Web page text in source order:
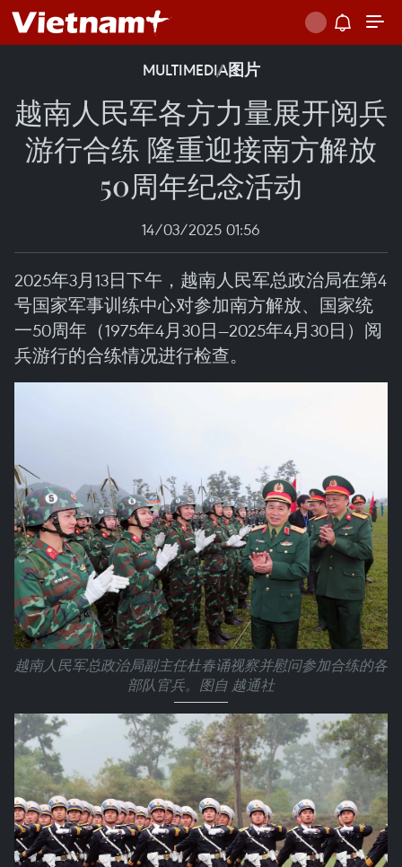
MULTIMEDIA图片
越南人民军各方力量展开阅兵
游行合练 隆重迎接南方解放
50周年纪念活动
14/03/2025 01:56
2025年3月13日下午，越南人民军总政治局在第4
号国家军事训练中心对参加南方解放、国家统
一50周年（1975年4月30日—2025年4月30日）阅
兵游行的合练情况进行检查。
越南人民军总政治局副主任杜春诵视察并慰问参加合练的各
部队官兵。图自 越通社